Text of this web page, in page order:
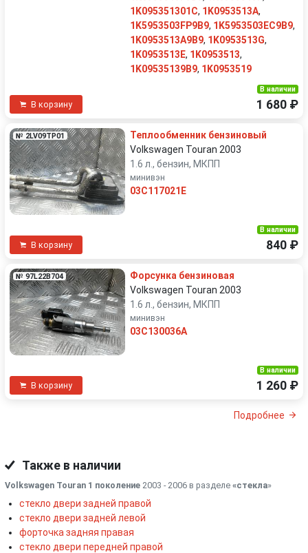
1K095351301C, 1K0953513A,
1K5953503FP9B9, 1K5953503EC9B9,
1K0953513A9B9, 1K0953513G,
1K0953513E, 1K0953513,
1K09535139B9, 1K0953519
В корзину
В наличии
1 680 ₽
№ 2LV09TP01
Теплообменник бензиновый
Volkswagen Touran 2003
1.6 л., бензин, МКПП
минивэн
03C117021E
В корзину
В наличии
840 ₽
№ 97L22B704
Форсунка бензиновая
Volkswagen Touran 2003
1.6 л., бензин, МКПП
минивэн
03C130036A
В корзину
В наличии
1 260 ₽
Подробнее
Также в наличии
Volkswagen Touran 1 поколение 2003 - 2006 в разделе «стекла»
стекло двери задней правой
стекло двери задней левой
форточка задняя правая
стекло двери передней правой